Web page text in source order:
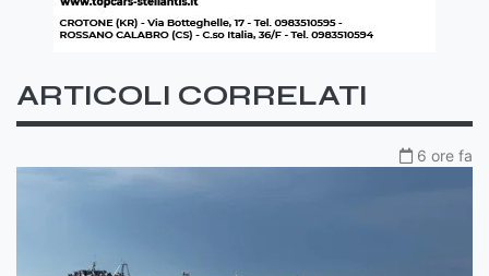
ARTICOLI CORRELATI
6 ore fa